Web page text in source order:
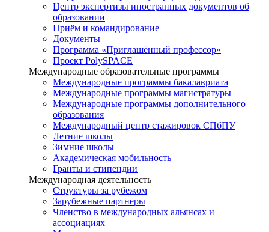
Центр экспертизы иностранных документов об
образовании
Приём и командирование
Документы
Программа «Приглашённый профессор»
Проект PolySPACE
Международные образовательные программы
Международные программы бакалавриата
Международные программы магистратуры
Международные программы дополнительного
образования
Международный центр стажировок СПбПУ
Летние школы
Зимние школы
Академическая мобильность
Гранты и стипендии
Международная деятельность
Структуры за рубежом
Зарубежные партнеры
Членство в международных альянсах и
ассоциациях